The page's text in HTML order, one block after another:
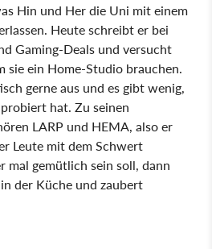
Hin und Her die Uni mit einem
Heute schreibt er bei
Gaming-Deals und versucht
sie ein Home-Studio brauchen.
gerne aus und es gibt wenig,
hat. Zu seinen
LARP und HEMA, also er
Leute mit dem Schwert
mal gemütlich sein soll, dann
der Küche und zaubert